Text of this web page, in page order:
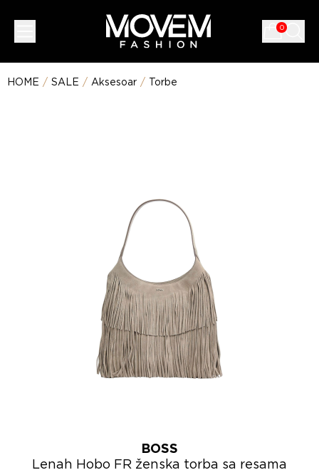
0
HOME / SALE / Aksesoar / Torbe
BOSS
Lenah Hobo FR ženska torba sa resama